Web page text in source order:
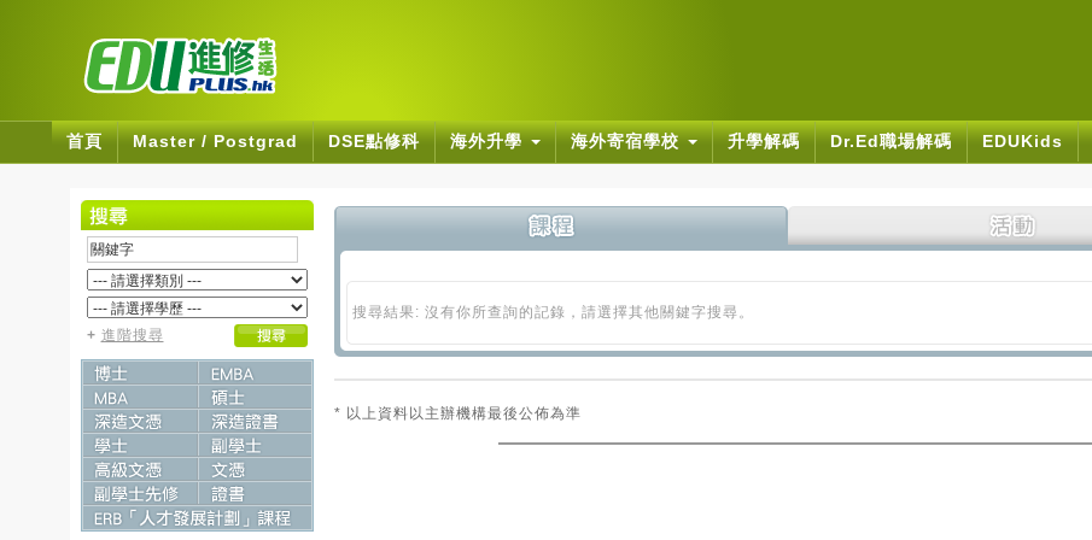
首頁 Master / Postgrad DSE點修科 海外升學 海外寄宿學校 升學解碼 Dr.Ed職場解碼 EDUKids
+ 進階搜尋
搜尋結果: 沒有你所查詢的記錄，請選擇其他關鍵字搜尋。
* 以上資料以主辦機構最後公佈為準